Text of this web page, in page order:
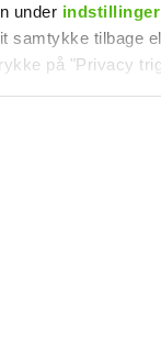
under indstillinger
samtykke tilbage
på "Privacy
tredjeparter til at
samt til brug